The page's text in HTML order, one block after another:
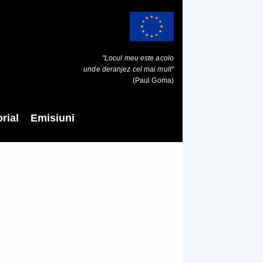
"Locul meu este acolo
unde deranjez cel mai mult"
(Paul Goma)
Emisiuni